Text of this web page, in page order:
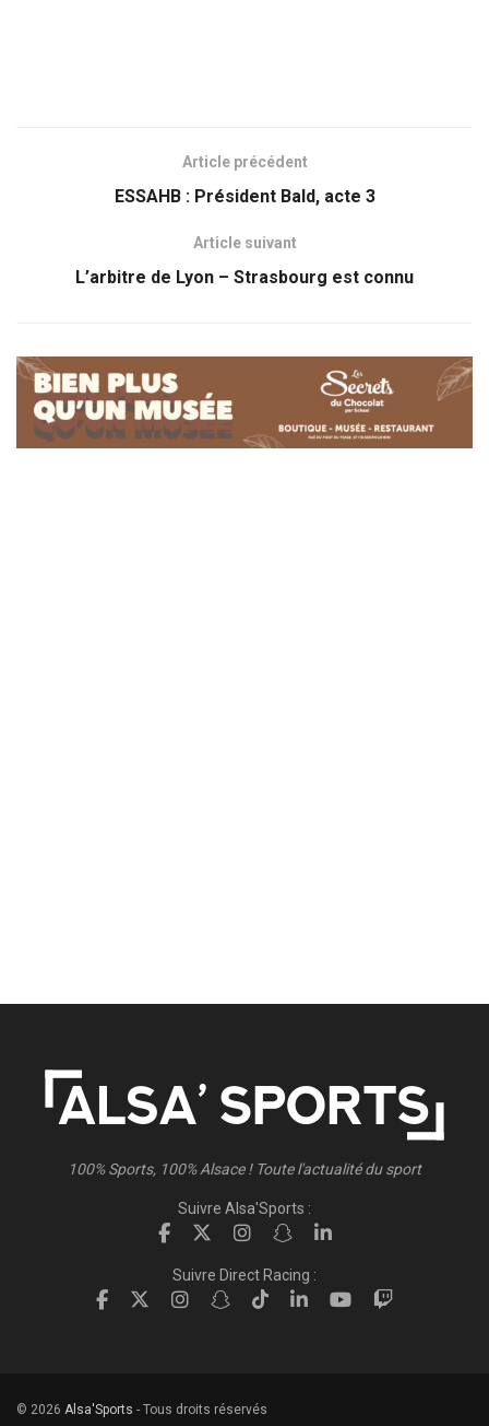
Article précédent
ESSAHB : Président Bald, acte 3
Article suivant
L’arbitre de Lyon – Strasbourg est connu
100% Sports, 100% Alsace ! Toute l'actualité du sport
Suivre Alsa'Sports :
Suivre Direct Racing :
© 2026 Alsa'Sports - Tous droits réservés